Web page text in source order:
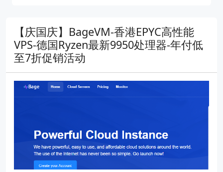
【庆国庆】BageVM-香港EPYC高性能
VPS-德国Ryzen最新9950处理器-年付低
至7折促销活动